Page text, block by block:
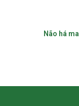
Não há